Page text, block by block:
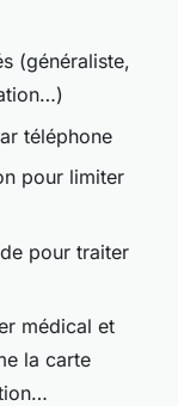
(généraliste,
téléphone
pour limiter
pour traiter
médical et
la carte